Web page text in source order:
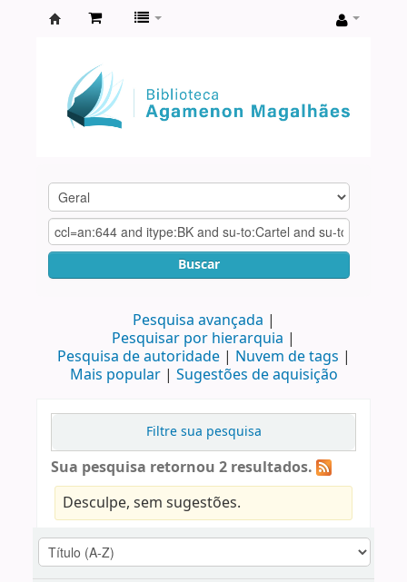
Agamenon
Magalhães
Buscar
Pesquisa avançada
Pesquisar por hierarquia
Pesquisa de autoridade
Nuvem de tags
Mais popular
Sugestões de aquisição
Filtre sua pesquisa
Sua pesquisa retornou 2 resultados.
Desculpe, sem sugestões.